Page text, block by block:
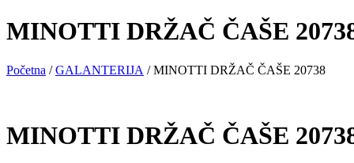
MINOTTI DRŽAČ ČAŠE
Početna /GALANTERIJA / MINOTTI DRŽAČ ČAŠE 20738
MINOTTI DRŽAČ ČAŠE